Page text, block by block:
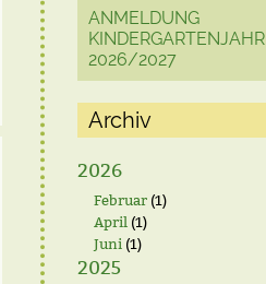
ANMELDUNG
KINDERGARTENJAHR
2026/2027
Archiv
2026
Februar(1)
April (1)
Juni (1)
2025